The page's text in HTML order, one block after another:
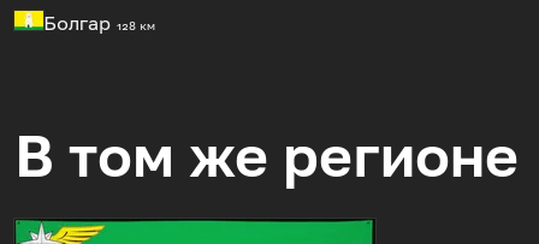
Болгар 128 км
В том же регионе